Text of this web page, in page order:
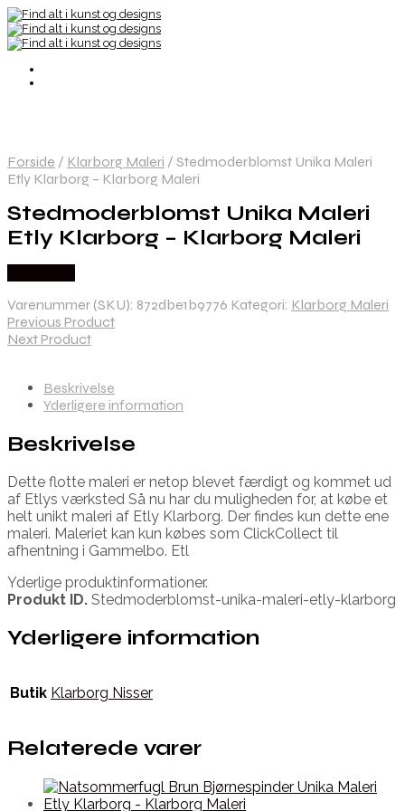
Forside / Klarborg Maleri / Stedmoderblomst Unika Maleri
Etly Klarborg – Klarborg Maleri
Stedmoderblomst Unika Maleri
Etly Klarborg – Klarborg Maleri
Varenummer (SKU): 872dbe1b9776 Kategori: Klarborg Maleri
Previous Product
Next Product
Beskrivelse
Yderligere information
Beskrivelse
Dette flotte maleri er netop blevet færdigt og kommet ud
af Etlys værksted Så nu har du muligheden for, at købe et
helt unikt maleri af Etly Klarborg. Der findes kun dette ene
maleri. Maleriet kan kun købes som ClickCollect til
afhentning i Gammelbo. Etl
Yderlige produktinformationer.
Produkt ID. Stedmoderblomst-unika-maleri-etly-klarborg
Yderligere information
Butik Klarborg Nisser
Relaterede varer